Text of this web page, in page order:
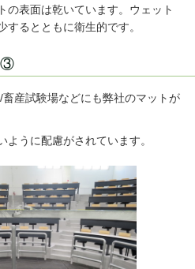
の表面は乾いています。ウェット
るとともに衛生的です。
③
産試験場などにも弊社のマットが
うに配慮がされています。